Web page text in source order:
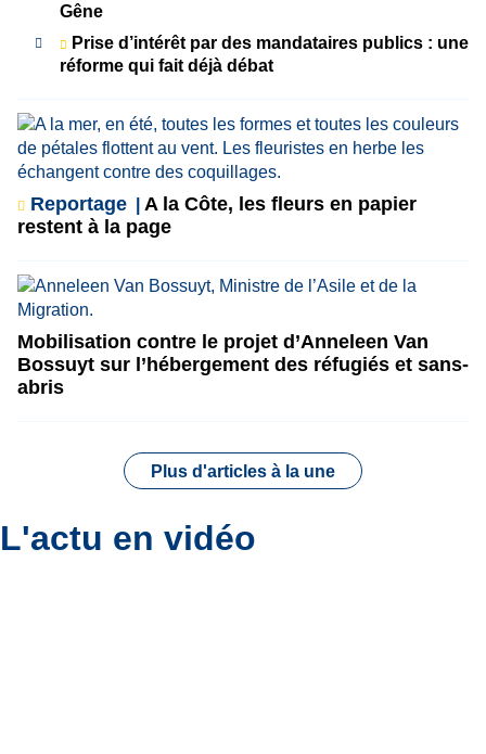
Gêne
Prise d’intérêt par des mandataires publics : une
réforme qui fait déjà débat
Reportage
A la Côte, les fleurs en papier
restent à la page
Mobilisation contre le projet d’Anneleen Van
Bossuyt sur l’hébergement des réfugiés et sans-
abris
Plus d'articles à la une
L'actu en vidéo